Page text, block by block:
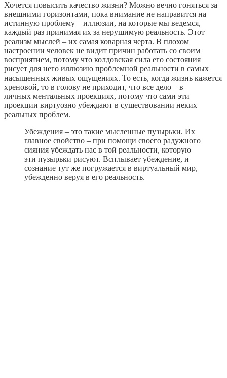
Хочется повысить качество жизни? Можно вечно гоняться за
внешними горизонтами, пока внимание не направится на
истинную проблему – иллюзии, на которые мы ведемся,
каждый раз принимая их за нерушимую реальность. Этот
реализм мыслей – их самая коварная черта. В плохом
настроении человек не видит причин работать со своим
восприятием, потому что колдовская сила его состояния
рисует для него иллюзию проблемной реальности в самых
насыщенных живых ощущениях. То есть, когда жизнь кажется
хреновой, то в голову не приходит, что все дело – в
личных ментальных проекциях, потому что сами эти
проекции виртуозно убеждают в существовании неких
реальных проблем.
Убеждения – это такие мысленные пузырьки. Их
главное свойство – при помощи своего радужного
сияния убеждать нас в той реальности, которую
эти пузырьки рисуют. Всплывает убеждение, и
сознание тут же погружается в виртуальный мир,
убежденно веруя в его реальность.